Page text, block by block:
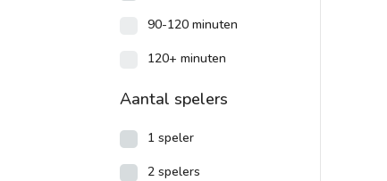
90-120 minuten
120+ minuten
Aantal spelers
1 speler
2 spelers